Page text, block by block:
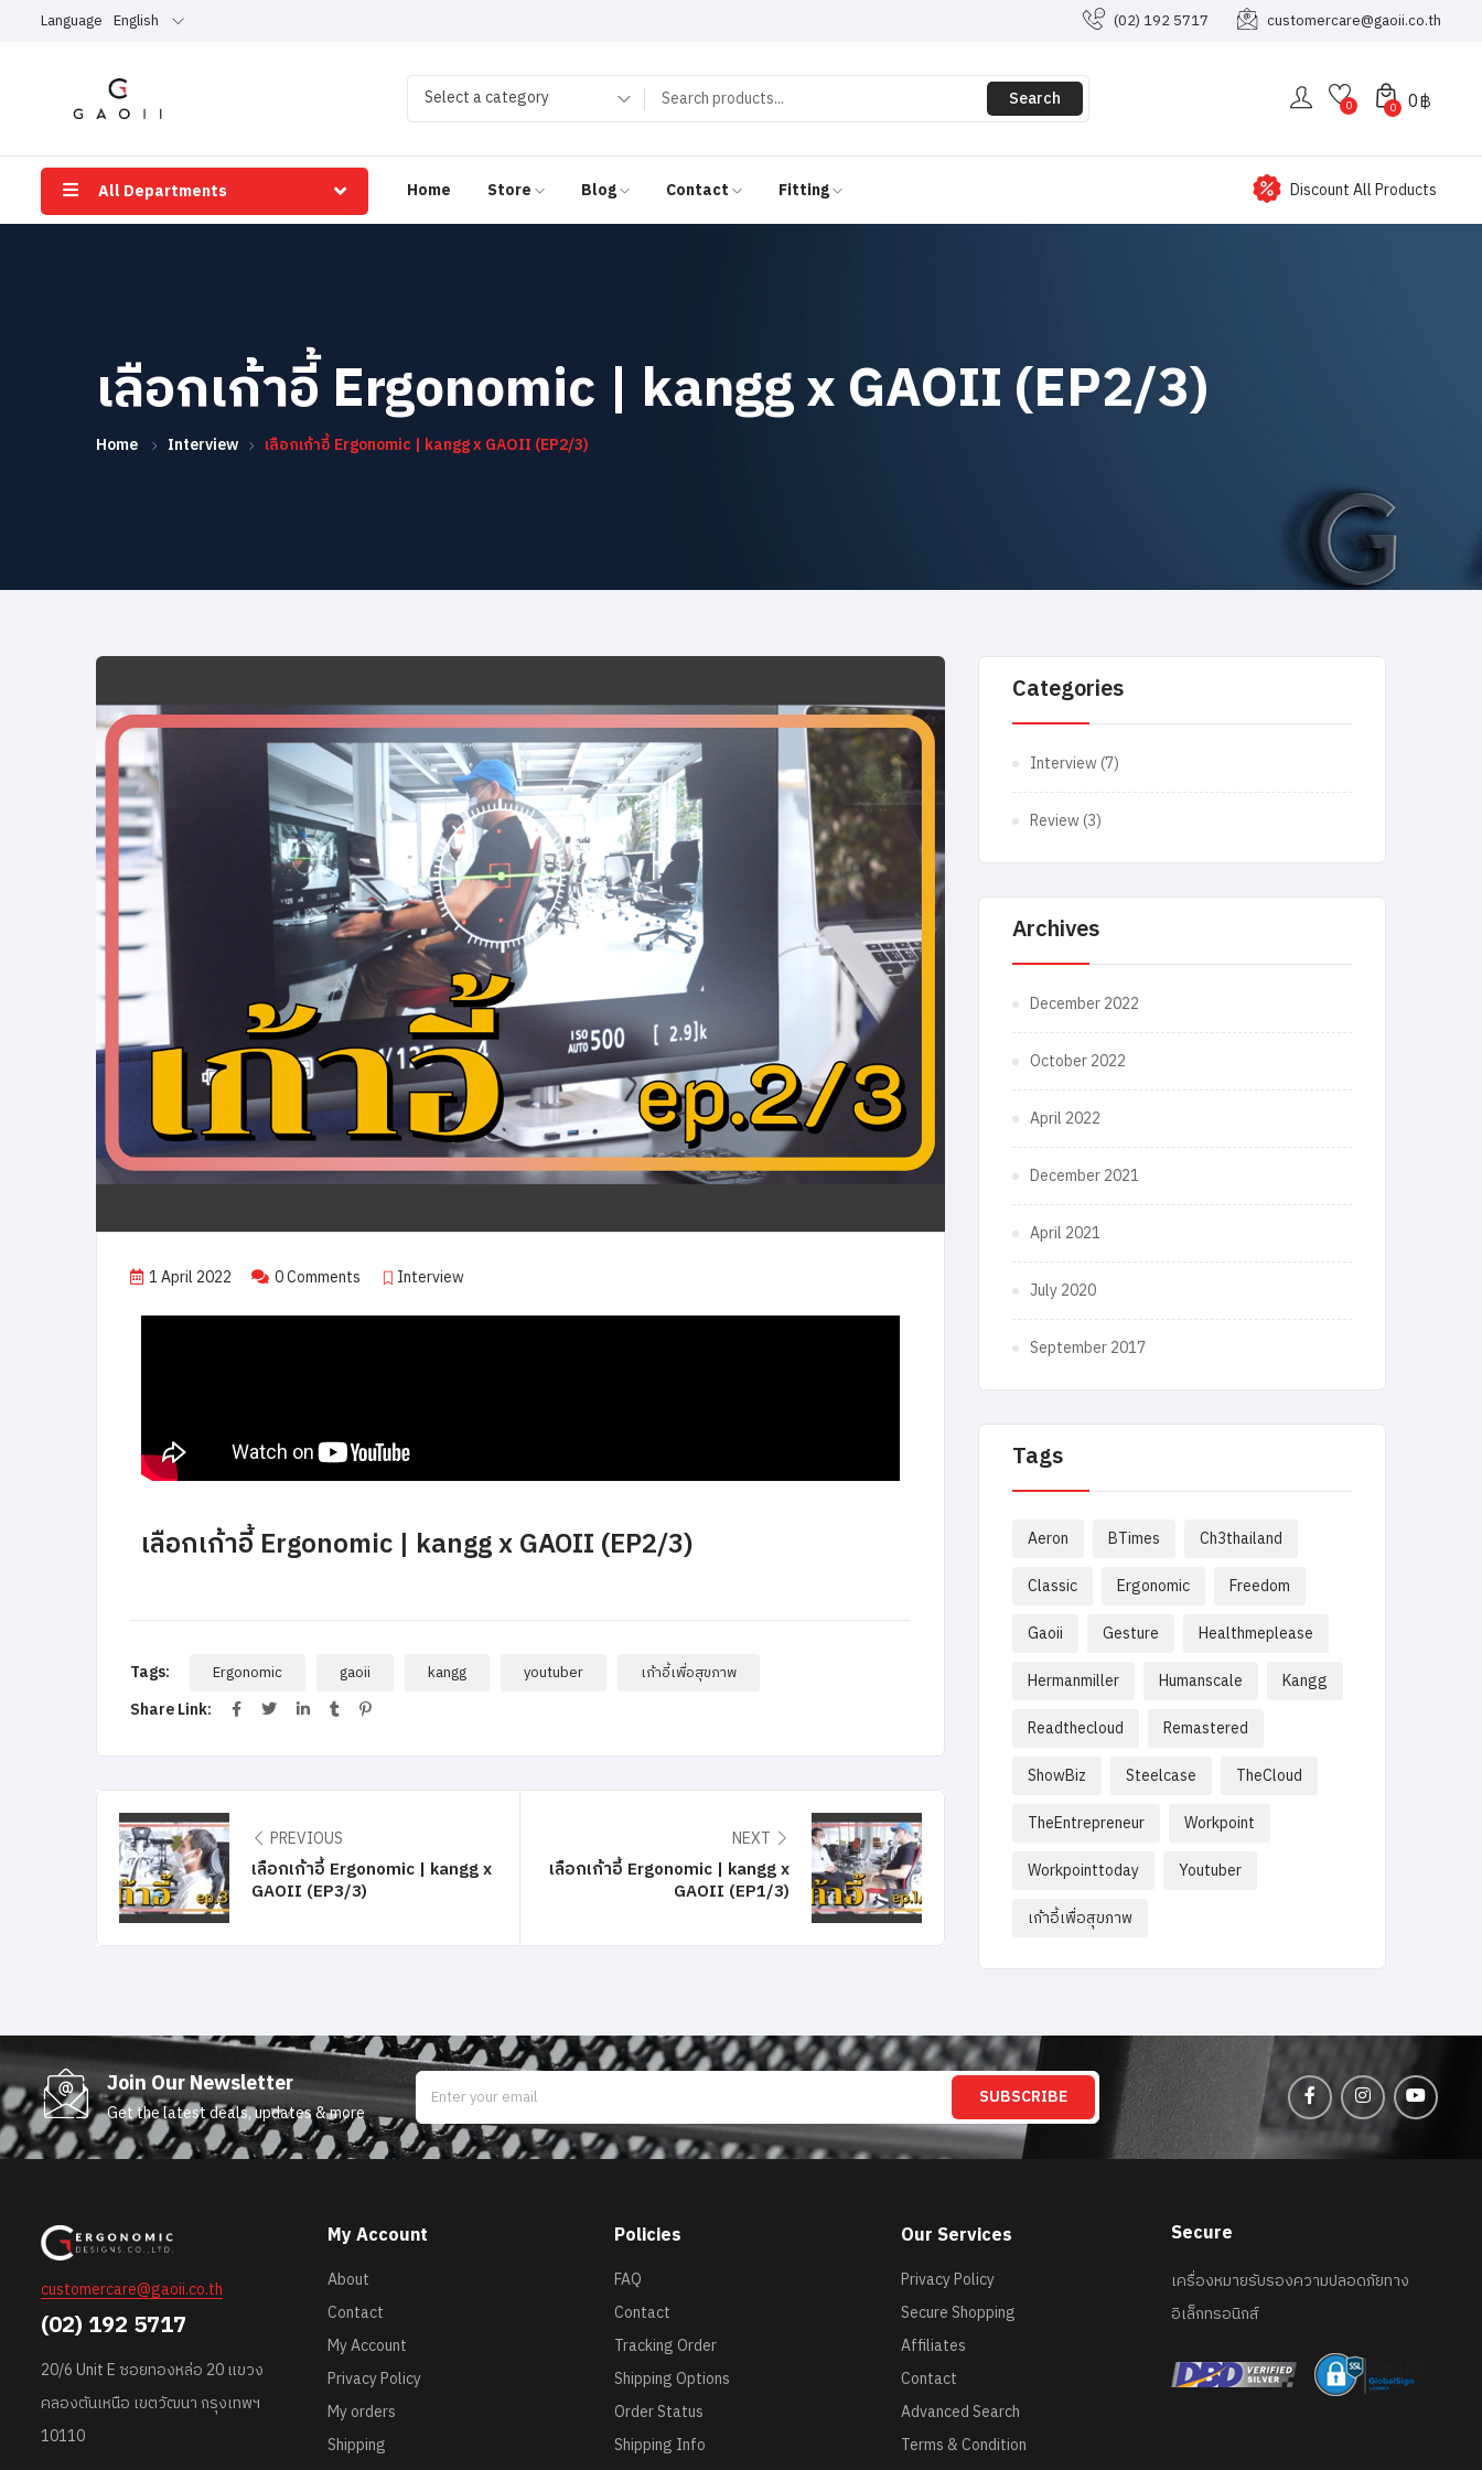
Language English (02) 192 5717 customercare@gaoii.co.th
Select a category Search 0 0฿
0
All Departments Home Store Blog Contact Fitting Discount All Products
เลือกเก้าอี้ Ergonomic | kangg x GAOII (EP2/3)
Home Interview เลือกเก้าอี้ Ergonomic | kangg x GAOII (EP2/3)
1 April 2022 0 Comments Interview
เลือกเก้าอี้ Ergonomic | kangg x GAOII (EP2/3)
Tags: Ergonomic gaoii kangg youtuber เก้าอี้เพื่อสุขภาพ
Share Link:
PREVIOUS
เลือกเก้าอี้ Ergonomic | kangg x
GAOII (EP3/3)
NEXT
เลือกเก้าอี้ Ergonomic | kangg x
GAOII (EP1/3)
Categories
Interview(7)
Review(3)
Archives
December 2022
October 2022
April 2022
December 2021
April 2021
July 2020
September 2017
Tags
Aeron BTimes
Ch3thailand
Classic
Ergonomic
Freedom‌
Gaoii
Gesture
Healthmeplease
Hermanmiller
Humanscale
Kangg
Readthecloud
Remastered
ShowBiz
Steelcase
TheCloud
TheEntrepreneur
Workpoint
Workpointtoday
Youtuber
เก้าอี้เพื่อสุขภาพ
Join Our Newsletter
Get the latest deals, updates & more
SUBSCRIBE
customercare@gaoii.co.th
(02) 192 5717
20/6 Unit E ซอยทองหล่อ 20 แขวง
คลองตันเหนือ เขตวัฒนา กรุงเทพฯ
10110
My Account
About
Contact
My Account
Privacy Policy
My orders
Shipping
Policies
FAQ
Contact
Tracking Order
Shipping Options
Order Status
Shipping Info
Our Services
Privacy Policy
Secure Shopping
Affiliates
Contact
Advanced Search
Terms & Condition
Secure
เครื่องหมายรับรองความปลอดภัยทาง
อิเล็กทรอนิกส์